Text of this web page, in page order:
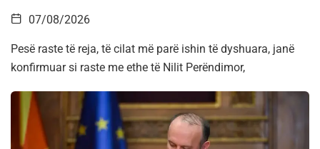
07/08/2026
Pesë raste të reja, të cilat më parë ishin të dyshuara, janë
konfirmuar si raste me ethe të Nilit Perëndimor,